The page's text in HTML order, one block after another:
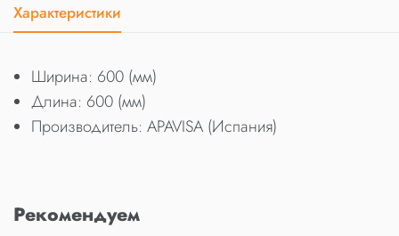
Характеристики
Ширина: 600 (мм)
Длина: 600 (мм)
Производитель: APAVISA (Испания)
Рекомендуем